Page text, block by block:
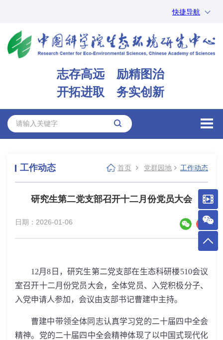
快捷导航
ARP
邮箱
志存高远 励精图治
开拓进取 务实创新
工作动态 首页 党群园地 工作动态
研究生第二党支部召开十二月份党员大会
日期：2026-01-06
12月8 日，研究生第二党支部在生态科研楼510会议
室召开十二月份党员大会，全体党员、入党积极分子、
入党申请人参加，会议由支部书记曹建中主持。
曹建中带领全体同志认真学习党的二十届四中全会
精神。党的二十届四中全会精神体现了以中国式现代化